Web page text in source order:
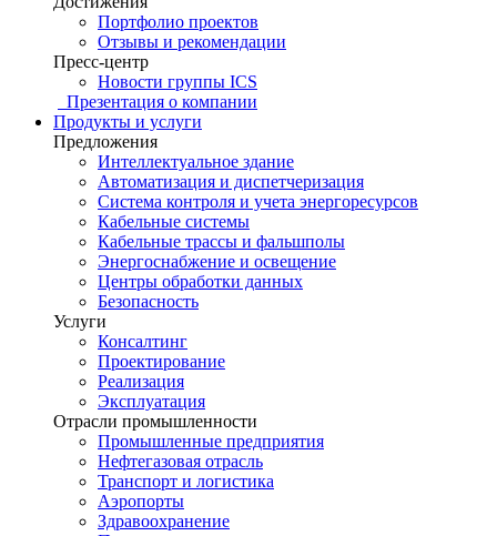
Портфолио проектов
Отзывы и рекомендации
Пресс-центр
Новости группы ICS
Презентация о компании
Продукты и услуги
Предложения
Интеллектуальное здание
Автоматизация и диспетчеризация
Система контроля и учета энергоресурсов
Кабельные системы
Кабельные трассы и фальшполы
Энергоснабжение и освещение
Центры обработки данных
Безопасность
Услуги
Консалтинг
Проектирование
Реализация
Эксплуатация
Отрасли промышленности
Промышленные предприятия
Нефтегазовая отрасль
Транспорт и логистика
Аэропорты
Здравоохранение